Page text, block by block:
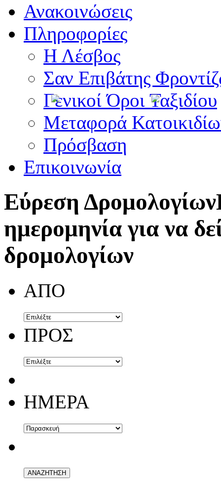
Ανακοινώσεις
Πληροφορίες
Η Λέσβος
Σαν Επιβάτης
Γενικοί Όροι Ταξιδίου
Μεταφορά
Πρόσβαση
Επικοινωνία
Εύρεση Δρομολογίων
ημερομηνία για να
δρομολογίων
ΑΠΟ
ΠΡΟΣ
ΗΜΕΡΑ